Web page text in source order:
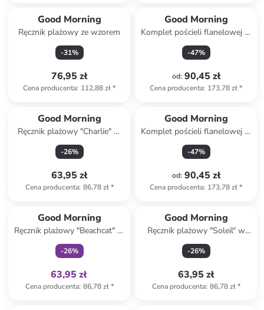
Good Morning
Ręcznik plażowy ze wzorem
-31%
76,95 zł
Cena producenta: 112,88 zł*
Good Morning
Komplet pościeli flanelowej w
kolorze niebieskim
-47%
od: 90,45 zł
Cena producenta: 173,78 zł*
Good Morning
Ręcznik plażowy "Charlie" w
kolorze turkusowo-zielono-
fioletowym
-26%
63,95 zł
Cena producenta: 86,78 zł*
Good Morning
Komplet pościeli flanelowej w
kolorze zielonym
-47%
od: 90,45 zł
Cena producenta: 173,78 zł*
Good Morning
Ręcznik plażowy "Beachcat" w
kolorze beżowo-niebieskim
-26%
63,95 zł
Cena producenta: 86,78 zł*
Good Morning
Ręcznik plażowy "Soleil" w
kolorze turkusowo-żółtym
-26%
63,95 zł
Cena producenta: 86,78 zł*